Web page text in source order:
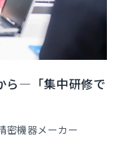
ら―「集中研修で
密機器メーカー